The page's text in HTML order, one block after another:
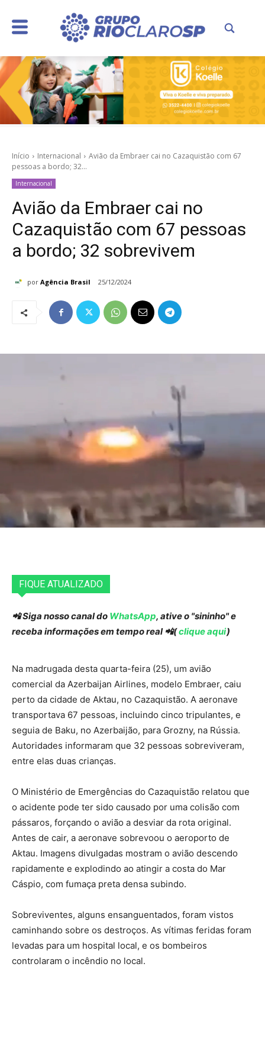
Início Internacional
Avião da Embraer cai no Cazaquistão com 67
pessoas a bordo; 32...
Internacional
Avião da Embraer cai no
Cazaquistão com 67 pessoas
a bordo; 32 sobrevivem
por Agência Brasil 25/12/2024
FIQUE ATUALIZADO
📲 Siga nosso canal do WhatsApp, ative o "sininho" e
receba informações em tempo real 📲(clique aqui)
Na madrugada desta quarta-feira (25), um avião
comercial da Azerbaijan Airlines, modelo Embraer, caiu
perto da cidade de Aktau, no Cazaquistão. A aeronave
transportava 67 pessoas, incluindo cinco tripulantes, e
seguia de Baku, no Azerbaijão, para Grozny, na Rússia.
Autoridades informaram que 32 pessoas sobreviveram,
entre elas duas crianças.
O Ministério de Emergências do Cazaquistão relatou que
o acidente pode ter sido causado por uma colisão com
pássaros, forçando o avião a desviar da rota original.
Antes de cair, a aeronave sobrevoou o aeroporto de
Aktau. Imagens divulgadas mostram o avião descendo
rapidamente e explodindo ao atingir a costa do Mar
Cáspio, com fumaça preta densa subindo.
Sobreviventes, alguns ensanguentados, foram vistos
caminhando sobre os destroços. As vítimas feridas foram
levadas para um hospital local, e os bombeiros
controlaram o incêndio no local.